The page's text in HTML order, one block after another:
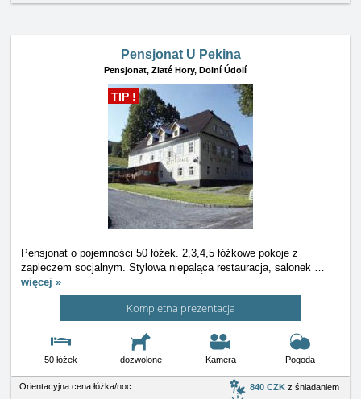
Pensjonat U Pekina
Pensjonat, Zlaté Hory, Dolní Údolí
TIP !
Pensjonat o pojemności 50 łóżek. 2,3,4,5 łóżkowe pokoje z
zapleczem socjalnym. Stylowa niepaląca restauracja, salonek …
więcej »
Kompletna prezentacja
50 łóżek dozwolone Kamera Pogoda
Orientacyjna cena łóżka/noc: 840 CZK z śniadaniem